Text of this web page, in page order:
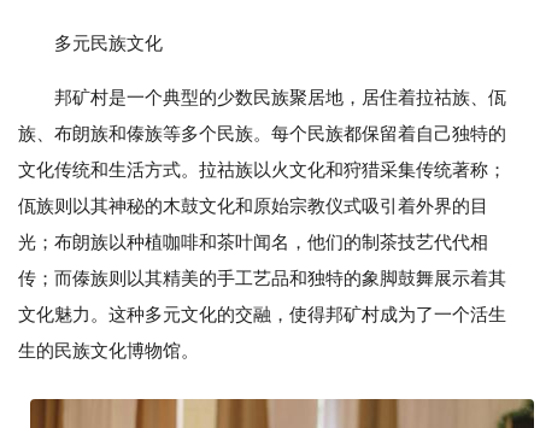
多元民族文化
邦矿村是一个典型的少数民族聚居地，居住着拉祜族、佤
族、布朗族和傣族等多个民族。每个民族都保留着自己独特的
文化传统和生活方式。拉祜族以火文化和狩猎采集传统著称；
佤族则以其神秘的木鼓文化和原始宗教仪式吸引着外界的目
光；布朗族以种植咖啡和茶叶闻名，他们的制茶技艺代代相
传；而傣族则以其精美的手工艺品和独特的象脚鼓舞展示着其
文化魅力。这种多元文化的交融，使得邦矿村成为了一个活生
生的民族文化博物馆。